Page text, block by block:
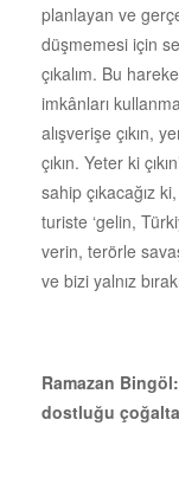
planlayan ve
düşmemesi için
çıkalım. Bu
imkânları
alışverişe çıkın,
çıkın. Yeter ki
sahip çıkacağız
turiste ‘gelin,
verin, terörle
ve bizi yalnız
Ramazan
dostluğu